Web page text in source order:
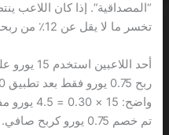
تخسر ما لا يقل عن 12٪ من ربحه المتبقي.
تم خصم 0.75 يورو كربح صافي.